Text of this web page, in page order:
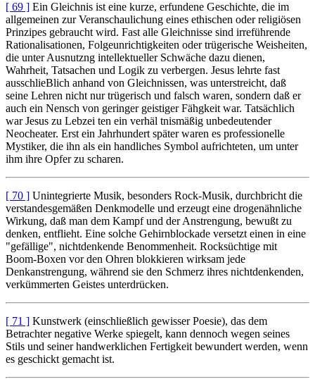
[ 69 ] Ein Gleichnis ist eine kurze, erfundene Geschichte, die im
allgemeinen zur Veranschaulichung eines ethischen oder religiösen
Prinzipes gebraucht wird. Fast alle Gleichnisse sind irreführende
Rationalisationen, Folgeunrichtigkeiten oder trügerische Weisheiten,
die unter Ausnutzng intellektueller Schwäche dazu dienen,
Wahrheit, Tatsachen und Logik zu verbergen. Jesus lehrte fast
ausschlieBlich anhand von Gleichnissen, was unterstreicht, daß
seine Lehren nicht nur trügerisch und falsch waren, sondern daß er
auch ein Nensch von geringer geistiger Fähgkeit war. Tatsächlich
war Jesus zu Lebzei ten ein verhäl tnismäßig unbedeutender
Neocheater. Erst ein Jahrhundert später waren es professionelle
Mystiker, die ihn als ein handliches Symbol aufrichteten, um unter
ihm ihre Opfer zu scharen.
[ 70 ] Unintegrierte Musik, besonders Rock-Musik, durchbricht die
verstandesgemäßen Denkmodelle und erzeugt eine drogenähnliche
Wirkung, daß man dem Kampf und der Anstrengung, bewußt zu
denken, entflieht. Eine solche Gehirnblockade versetzt einen in eine
"gefällige", nichtdenkende Benommenheit. Rocksüchtige mit
Boom-Boxen vor den Ohren blokkieren wirksam jede
Denkanstrengung, während sie den Schmerz ihres nichtdenkenden,
verkümmerten Geistes unterdrücken.
[ 71 ] Kunstwerk (einschließlich gewisser Poesie), das dem
Betrachter negative Werke spiegelt, kann dennoch wegen seines
Stils und seiner handwerklichen Fertigkeit bewundert werden, wenn
es geschickt gemacht ist.